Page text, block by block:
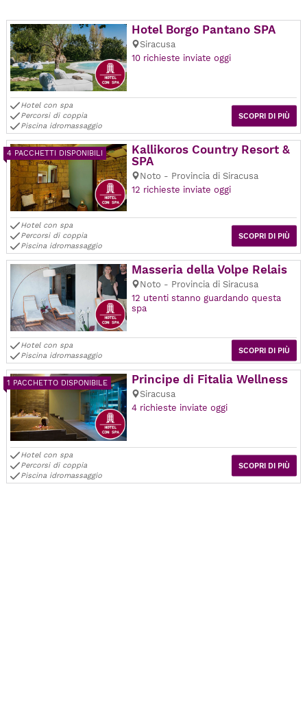
Hotel Borgo Pantano SPA
Siracusa
10 richieste inviate oggi
SCOPRI DI PIÙ
Hotel con spa
Percorsi di coppia
Piscina idromassaggio
4 PACCHETTI DISPONIBILI
Kallikoros Country Resort &
SPA
Noto - Provincia di Siracusa
12 richieste inviate oggi
SCOPRI DI PIÙ
Hotel con spa
Percorsi di coppia
Piscina idromassaggio
Masseria della Volpe Relais
Noto - Provincia di Siracusa
12 utenti stanno guardando questa
spa
SCOPRI DI PIÙ
Hotel con spa
Piscina idromassaggio
1 PACCHETTO DISPONIBILE Principe di Fitalia Wellness
Siracusa
4 richieste inviate oggi
SCOPRI DI PIÙ
Hotel con spa
Percorsi di coppia
Piscina idromassaggio